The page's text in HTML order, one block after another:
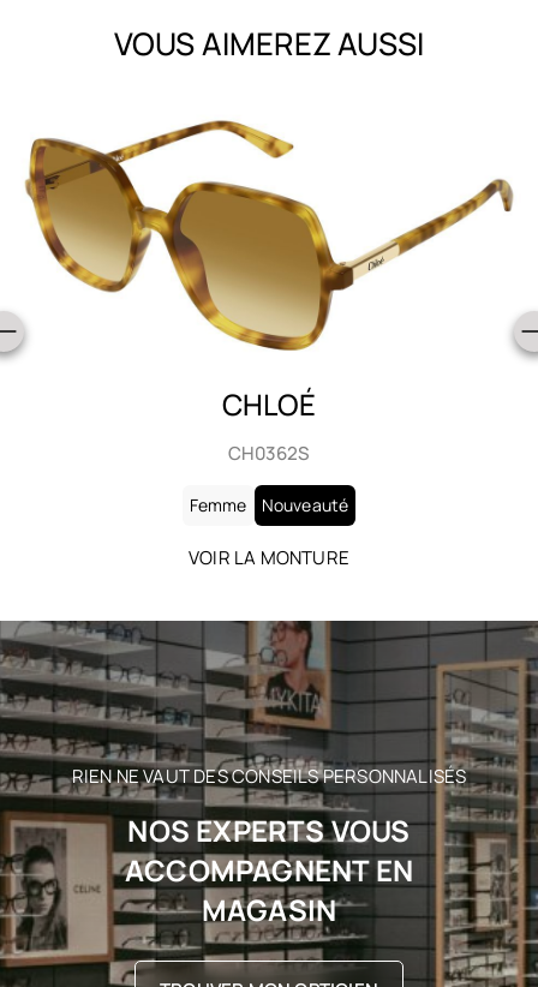
VOUS AIMEREZ AUSSI
CHLOÉ
CH0362S
Femme Nouveauté
VOIR LA MONTURE
RIEN NE VAUT DES CONSEILS PERSONNALISÉS
NOS EXPERTS VOUS
ACCOMPAGNENT EN
MAGASIN